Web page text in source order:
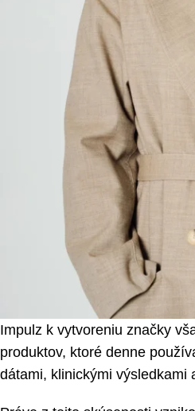
Impulz k vytvoreniu značky
produktov, ktoré denne
dátami, klinickými výsledkami